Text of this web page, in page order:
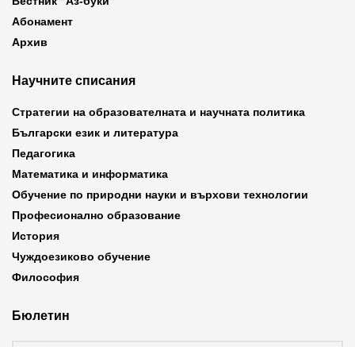
Абонамент
Архив
Научните списания
Стратегии на образователната и научната политика
Български език и литература
Педагогика
Математика и информатика
Обучение по природни науки и върхови технологии
Професионално образование
История
Чуждоезиково обучение
Философия
Бюлетин